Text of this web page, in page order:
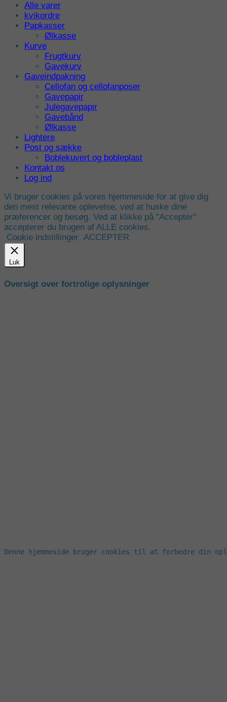
Alle varer
kvikordre
Papkasser
Ølkasse
Kurve
Frugtkurv
Gavekurv
Gaveindpakning
Cellofan og cellofanposer
Gavepapir
Julegavepapir
Gavebånd
Ølkasse
Lightere
Post og sække
Boblekuvert og bobleplast
Kontakt os
Log ind
Vi bruger cookies på vores hjemmeside for at give dig
den mest relevante oplevelse, ved at huske dine
præferencer og besøg. Ved at klikke på "Accepter"
accepterer du brugen af ALLE cookies.
Cookie indstillinger ACCEPTER
Luk
Oversigt over fortrolige oplysninger
Denne hjemmeside bruger cookies til at forbedre din